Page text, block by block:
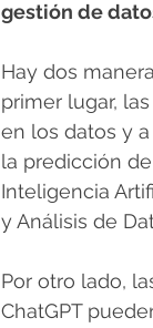
gestión de
Hay dos
primer lugar,
en los datos y
la predicción
Inteligencia
y Análisis de
Por otro lado,
ChatGPT